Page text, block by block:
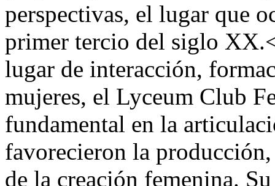
perspectivas, el lugar que
primer tercio del siglo
lugar de interacción,
mujeres, el Lyceum Club
fundamental en la
favorecieron la
de la creación femenina.